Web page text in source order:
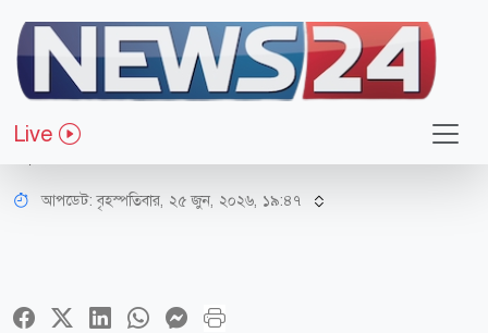
Live
আন্তর্জাতিক
হিজবুল্লাহ-ইসরায়েল শান্তি নিয়ে ভিন্ন সুর
যুক্তরাষ্ট্রের, ইরানের প্রত্যাখ্যান
আপডেট: বৃহস্পতিবার, ২৫ জুন, ২০২৬, ১৯:৪৭